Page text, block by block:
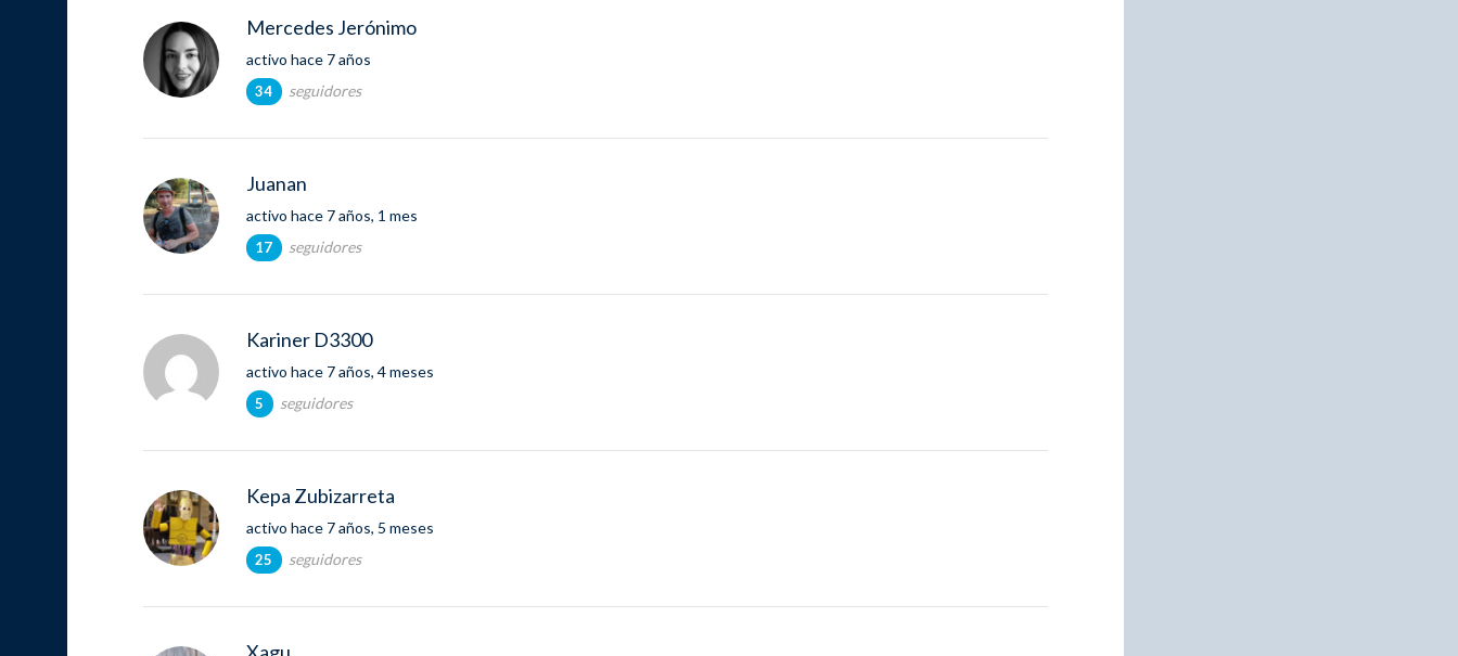
Mercedes Jerónimo
activo hace 7 años
34 seguidores
Juanan
activo hace 7 años, 1 mes
17 seguidores
Kariner D3300
activo hace 7 años, 4 meses
5 seguidores
Kepa Zubizarreta
activo hace 7 años, 5 meses
25 seguidores